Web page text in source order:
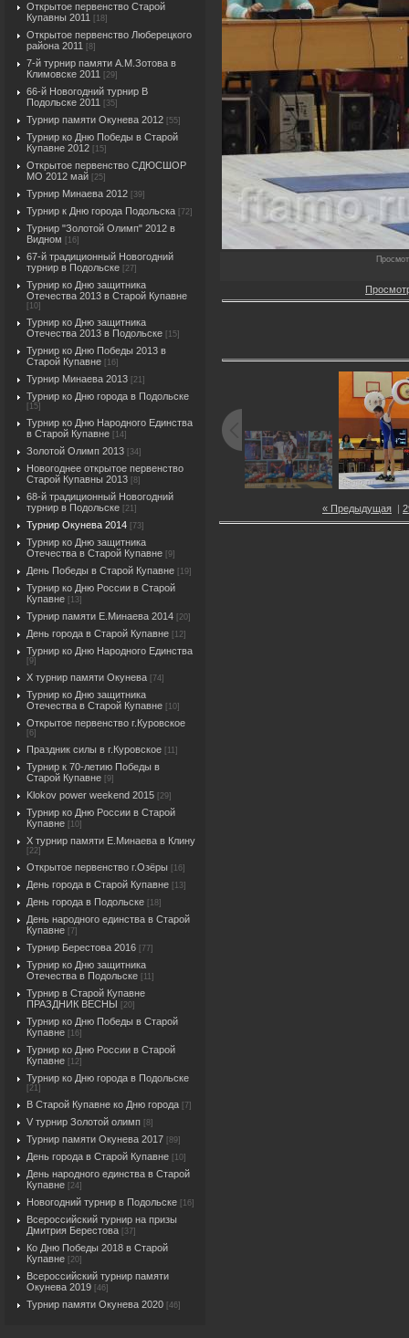
Открытое первенство Старой
Купавны 2011
[18]
Открытое первенство Люберецкого
района 2011
[8]
7-й турнир памяти А.М.Зотова в
Климовске 2011
[29]
66-й Новогодний турнир В
Подольске 2011
[35]
Турнир памяти Окунева 2012 [55]
Турнир ко Дню Победы в Старой
Купавне 2012
[15]
Открытое первенство СДЮСШОР
МО 2012 май [25]
Турнир Минаева 2012 [39]
Турнир к Дню города Подольска [72]
Турнир "Золотой Олимп" 2012 в
Видном
[16]
67-й традиционный Новогодний
турнир в Подольске [27]
Турнир ко Дню защитника
Отечества 2013 в Старой Купавне
[10]
Турнир ко Дню защитника
Отечества 2013 в Подольске
[15]
Турнир ко Дню Победы 2013 в
Старой Купавне
[16]
Турнир Минаева 2013 [21]
Турнир ко Дню города в Подольске
[15]
Турнир ко Дню Народного Единства
в Старой Купавне
[14]
Золотой Олимп 2013 [34]
Новогоднее открытое первенство
Старой Купавны 2013 [8]
68-й традиционный Новогодний
турнир в Подольске [21]
Турнир Окунева 2014 [73]
Турнир ко Дню защитника
Отечества в Старой Купавне [9]
День Победы в Старой Купавне [19]
Турнир ко Дню России в Старой
Купавне
[13]
Турнир памяти Е.Минаева 2014 [20]
День города в Старой Купавне [12]
Турнир ко Дню Народного Единства
[9]
X турнир памяти Окунева [74]
Турнир ко Дню защитника
Отечества в Старой Купавне
[10]
Открытое первенство г.Куровское
[6]
Праздник силы в г.Куровское [11]
Турнир к 70-летию Победы в
Старой Купавне [9]
Klokov power weekend 2015 [29]
Турнир ко Дню России в Старой
Купавне
[10]
X турнир памяти Е.Минаева в Клину
[22]
Открытое первенство г.Озёры [16]
День города в Старой Купавне [13]
День города в Подольске [18]
День народного единства в Старой
Купавне
[7]
Турнир Берестова 2016 [77]
Турнир ко Дню защитника
Отечества в Подольске
[11]
Турнир в Старой Купавне
ПРАЗДНИК ВЕСНЫ
[20]
Турнир ко Дню Победы в Старой
Купавне
[16]
Турнир ко Дню России в Старой
Купавне
[12]
Турнир ко Дню города в Подольске
[21]
В Старой Купавне ко Дню города [7]
V турнир Золотой олимп [8]
Турнир памяти Окунева 2017 [89]
День города в Старой Купавне [10]
День народного единства в Старой
Купавне [24]
Новогодний турнир в Подольске [16]
Всероссийский турнир на призы
Дмитрия Берестова [37]
Ко Дню Победы 2018 в Старой
Купавне [20]
Всероссийский турнир памяти
Окунева 2019 [46]
Турнир памяти Окунева 2020 [46]
« Предыдущая |